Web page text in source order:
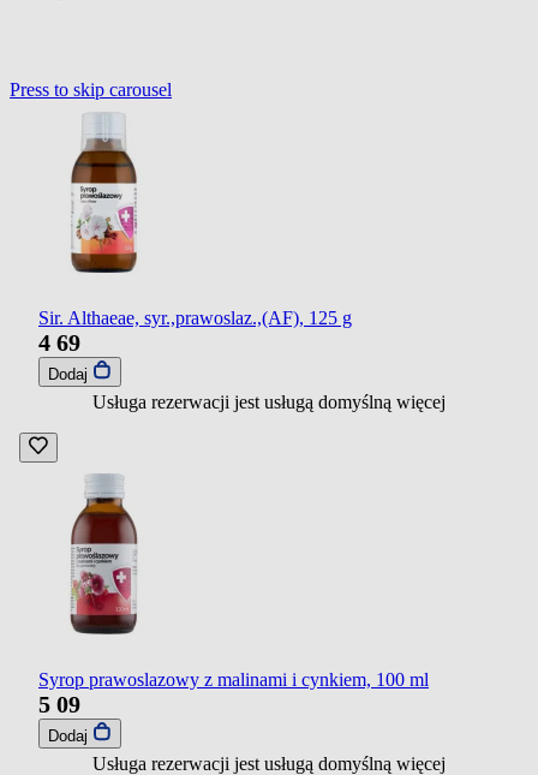
Press to skip carousel
Sir. Althaeae, syr.,prawoslaz.,(AF), 125 g
4 69
Dodaj
Usługa rezerwacji jest usługą domyślną więcej
Syrop prawoslazowy z malinami i cynkiem, 100 ml
5 09
Dodaj
Usługa rezerwacji jest usługą domyślną więcej